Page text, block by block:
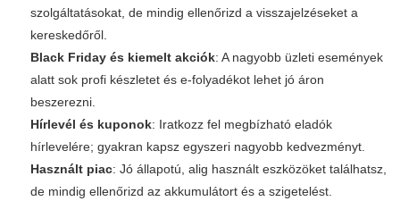
szolgáltatásokat, de mindig ellenőrizd a visszajelzéseket a
kereskedőről.
Black Friday és kiemelt akciók: A nagyobb üzleti események
alatt sok profi készletet és e-folyadékot lehet jó áron
beszerezni.
Hírlevél és kuponok: Iratkozz fel megbízható eladók
hírlevelére; gyakran kapsz egyszeri nagyobb kedvezményt.
Használt piac: Jó állapotú, alig használt eszközöket találhatsz,
de mindig ellenőrizd az akkumulátort és a szigetelést.